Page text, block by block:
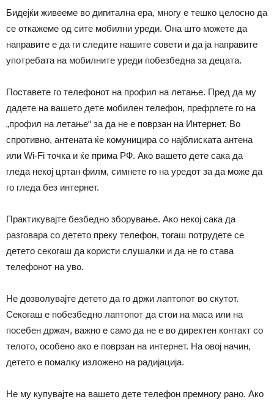
Бидејќи живееме во дигитална ера, многу е тешко целосно да
се откажеме од сите мобилни уреди. Она што можете да
направите е да ги следите нашите совети и да ја направите
употребата на мобилните уреди побезбедна за децата.
Поставете го телефонот на профил на летање. Пред да му
дадете на вашето дете мобилен телефон, префрлете го на
„профил на летање“ за да не е поврзан на Интернет. Во
спротивно, антената ќе комуницира со најблиската антена
или Wi-Fi точка и ќе прима РФ. Ако вашето дете сака да
гледа некој цртан филм, симнете го на уредот за да може да
го гледа без интернет.
Практикувајте безбедно зборување. Ако некој сака да
разговара со детето преку телефон, тогаш потрудете се
детето секогаш да користи слушалки и да не го става
телефонот на уво.
Не дозволувајте детето да го држи лаптопот во скутот.
Секогаш е побезбедно лаптопот да стои на маса или на
посебен држач, важно е само да не е во директен контакт со
телото, особено ако е поврзан на интернет. На овој начин,
детето е помалку изложено на радијација.
Не му купувајте на вашето дете телефон премногу рано. Ако